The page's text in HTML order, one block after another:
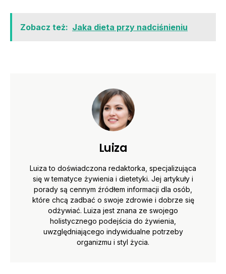
Zobacz też: Jaka dieta przy nadciśnieniu
Luiza
Luiza to doświadczona redaktorka, specjalizująca
się w tematyce żywienia i dietetyki. Jej artykuły i
porady są cennym źródłem informacji dla osób,
które chcą zadbać o swoje zdrowie i dobrze się
odżywiać. Luiza jest znana ze swojego
holistycznego podejścia do żywienia,
uwzględniającego indywidualne potrzeby
organizmu i styl życia.